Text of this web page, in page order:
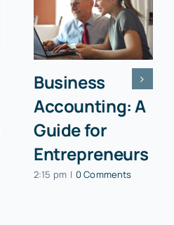
Business
Accounting: A
Guide for
Entrepreneurs
2:15 pm | 0 Comments